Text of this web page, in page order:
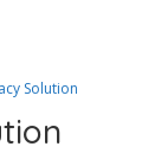
Solution